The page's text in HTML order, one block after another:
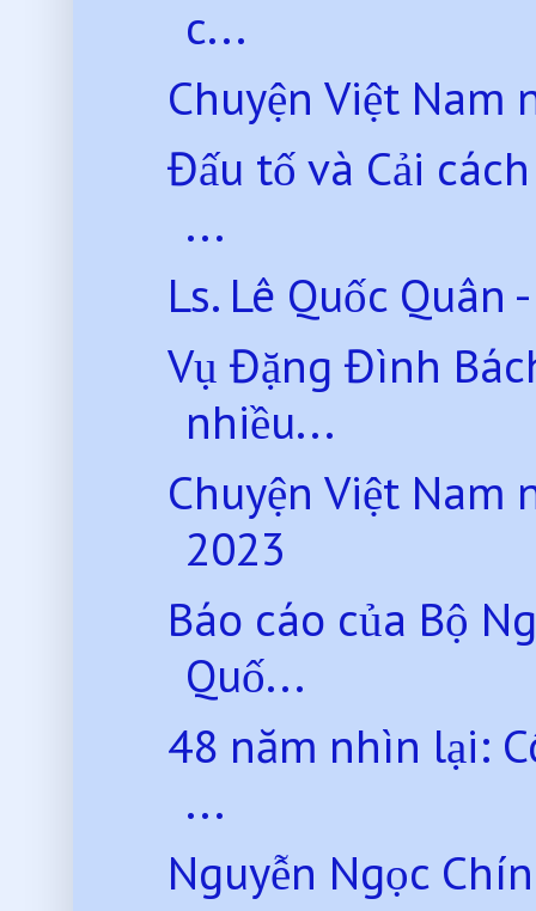
c...
Chuyện Việt
Đấu tố và Cải
...
Ls. Lê Quốc Quân
Vụ Đặng Đình
nhiều...
Chuyện Việt Nam
2023
Báo cáo của Bộ
Quố...
48 năm nhìn lại:
...
Nguyễn Ngọc